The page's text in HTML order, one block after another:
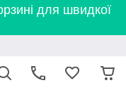
для швидкої